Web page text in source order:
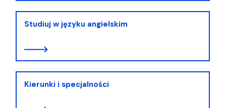
Studiuj w języku angielskim
Kierunki i specjalności